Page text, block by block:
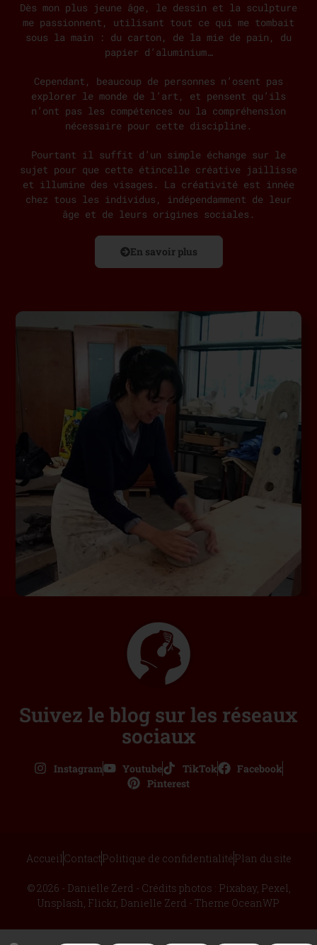
Dès mon plus jeune âge, le dessin et la sculpture
me passionnent, utilisant tout ce qui me tombait
sous la main : du carton, de la mie de pain, du
papier d’aluminium…
Cependant, beaucoup de personnes n’osent pas
explorer le monde de l’art, et pensent qu’ils
n’ont pas les compétences ou la compréhension
nécessaire pour cette discipline.
Pourtant il suffit d’un simple échange sur le
sujet pour que cette étincelle créative jaillisse
et illumine des visages. La créativité est innée
chez tous les individus, indépendamment de leur
âge et de leurs origines sociales.
En savoir plus
Suivez le blog sur les réseaux
sociaux
Instagram Youtube TikTok
Facebook
Pinterest
AccueilContactPolitique de confidentialitéPlan du site
© 2026 - Danielle Zerd - Crédits photos : Pixabay, Pexel,
Unsplash, Flickr, Danielle Zerd - Theme OceanWP